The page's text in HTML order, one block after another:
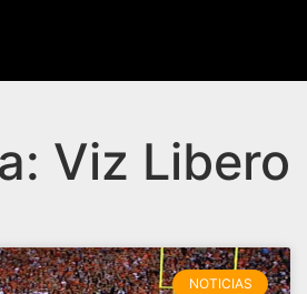
Viz Libero
NOTICIAS